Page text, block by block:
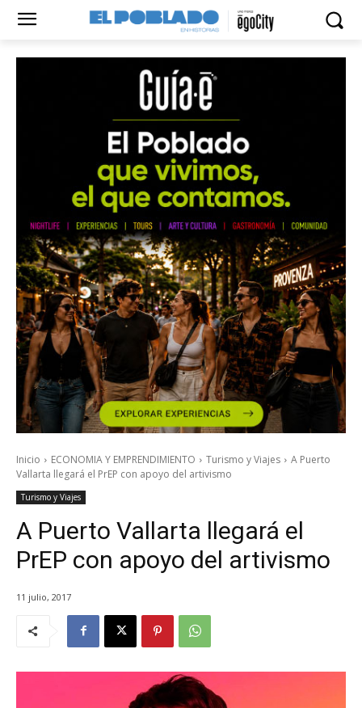
Inicio ECONOMIA Y EMPRENDIMIENTO Turismo y Viajes
A Puerto
Vallarta llegará el PrEP con apoyo del artivismo
Turismo y Viajes
A Puerto Vallarta llegará el
PrEP con apoyo del artivismo
11 julio, 2017